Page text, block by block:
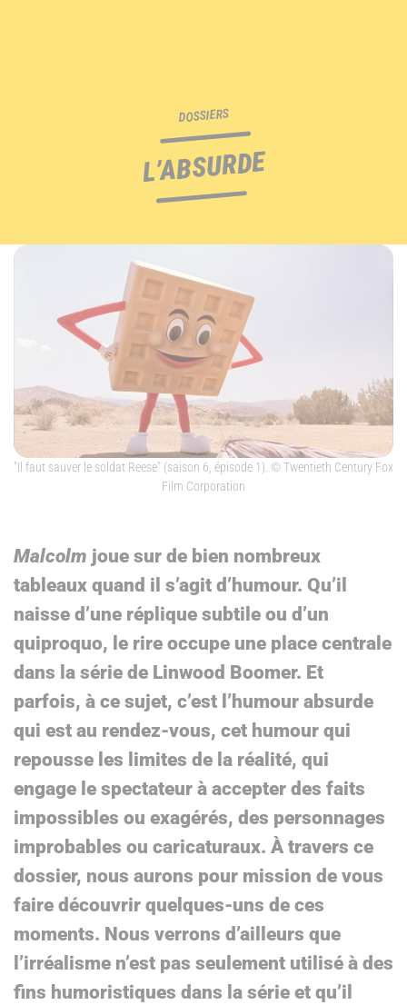
DOSSIERS
L’ABSURDE
"Il faut sauver le soldat Reese" (saison 6, épisode 1). © Twentieth Century Fox
Film Corporation
Malcolm joue sur de bien nombreux
tableaux quand il s’agit d’humour. Qu’il
naisse d’une réplique subtile ou d’un
quiproquo, le rire occupe une place centrale
dans la série de Linwood Boomer. Et
parfois, à ce sujet, c’est l’humour absurde
qui est au rendez-vous, cet humour qui
repousse les limites de la réalité, qui
engage le spectateur à accepter des faits
impossibles ou exagérés, des personnages
improbables ou caricaturaux. À travers ce
dossier, nous aurons pour mission de vous
faire découvrir quelques-uns de ces
moments. Nous verrons d’ailleurs que
l’irréalisme n’est pas seulement utilisé à des
fins humoristiques dans la série et qu’il